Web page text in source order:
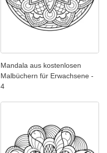
Mandala aus kostenlosen
Malbüchern für Erwachsene -
4